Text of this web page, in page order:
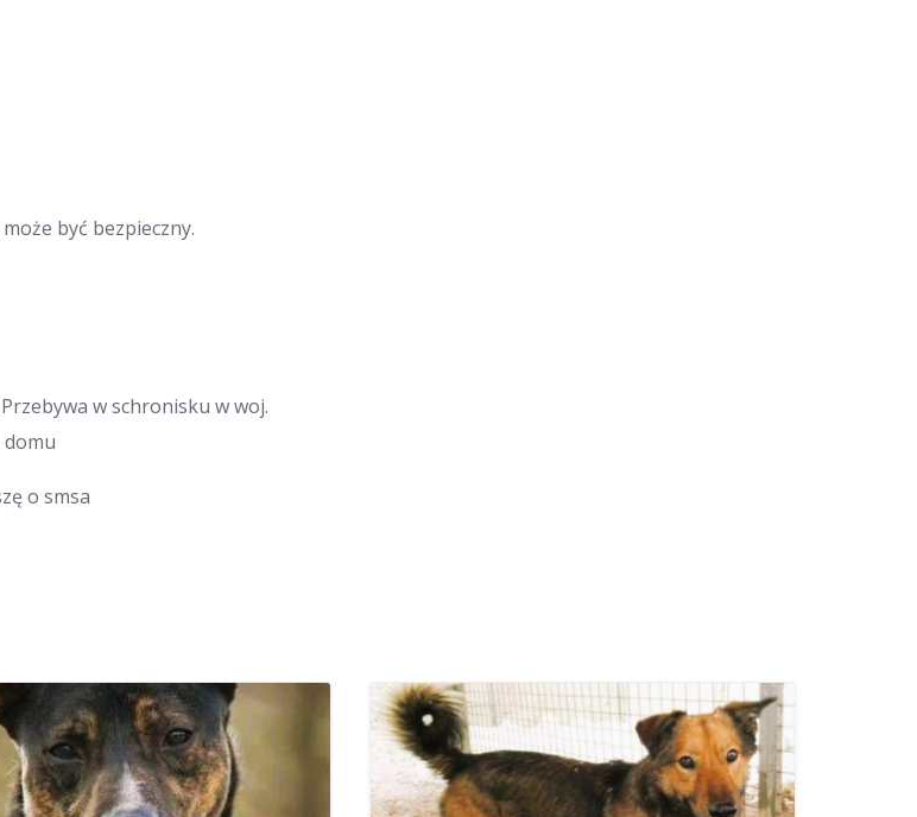
być bezpieczny.
w schronisku w woj.
o smsa